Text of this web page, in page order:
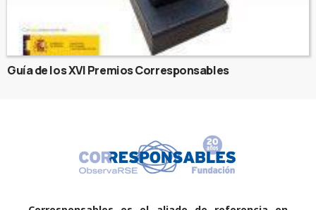
Guía de los XVI Premios Corresponsables